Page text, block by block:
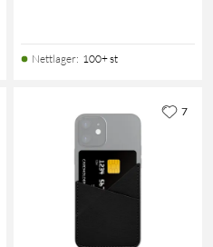
Nettlager: 100+ st
7